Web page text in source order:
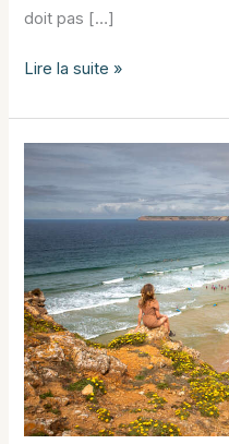
doit pas […]
La
du
mimosa
Lire la suite »